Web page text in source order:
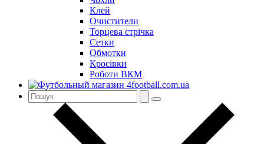
Клей
Очистители
Торцева стрічка
Сетки
Обмотки
Кросівки
Роботи ВКМ